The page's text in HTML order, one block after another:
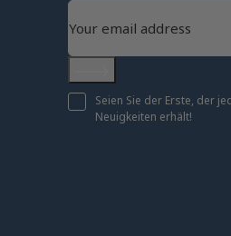
Abonnieren
Seien Sie der Erste, der
Neuigkeiten erhält!